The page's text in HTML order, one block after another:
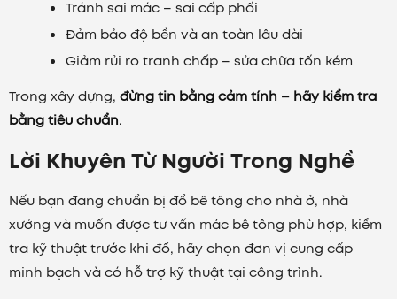
Tránh sai mác – sai cấp phối
Đảm bảo độ bền và an toàn lâu dài
Giảm rủi ro tranh chấp – sửa chữa tốn kém
Trong xây dựng, đừng tin bằng cảm tính – hãy kiểm tra
bằng tiêu chuẩn.
Lời Khuyên Từ Người Trong Nghề
Nếu bạn đang chuẩn bị đổ bê tông cho nhà ở, nhà
xưởng và muốn được tư vấn mác bê tông phù hợp, kiểm
tra kỹ thuật trước khi đổ, hãy chọn đơn vị cung cấp
minh bạch và có hỗ trợ kỹ thuật tại công trình.